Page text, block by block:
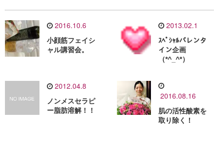
2016.10.6
小顔筋フェイシ
ャル講習会。
2013.02.1
ｽﾍﾟｼｬﾙバレンタ
イン企画
（*^_^*）
2012.04.8
ノンメスセラピ
ー脂肪溶解！！
2016.08.16
肌の活性酸素を
取り除く！